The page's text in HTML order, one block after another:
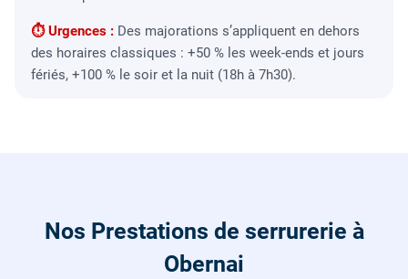
⏱ Urgences : Des majorations s’appliquent en dehors
des horaires classiques : +50 % les week-ends et jours
fériés, +100 % le soir et la nuit (18h à 7h30).
Nos Prestations de serrurerie à
Obernai